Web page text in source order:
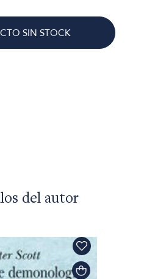
SIN STOCK
del autor